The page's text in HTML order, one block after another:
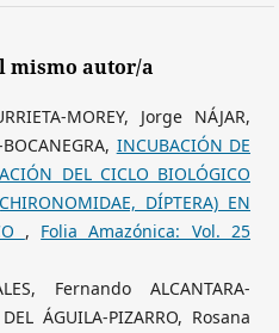
mismo autor/a
MOREY, Jorge NÁJAR,
INCUBACIÓN DE
DEL CICLO BIOLÓGICO
DÍPTERA) EN
, Folia Amazónica: Vol. 25
Fernando ALCANTARA-
ÁGUILA-PIZARRO, Rosana